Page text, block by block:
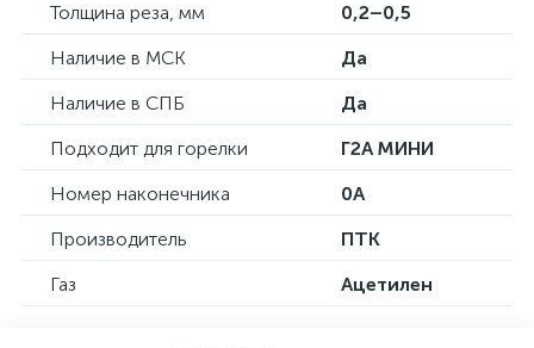
Толщина реза, мм
0,2–0,5
Наличие в МСК
Да
Наличие в СПБ
Да
Подходит для горелки
Г2А МИНИ
Номер наконечника
0А
Производитель
ПТК
Газ
Ацетилен